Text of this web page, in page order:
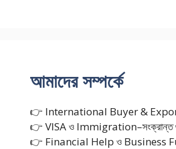
আমাদের সম্পর্কে
👉 International Buyer &
👉 VISA ও Immigration–সংক্রান্ত
👉 Financial Help ও Business